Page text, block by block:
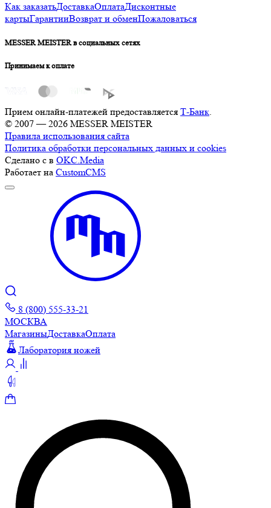
Как заказатьДоставкаОплатаДисконтные
картыГарантииВозврат и обменПожаловаться
MESSER MEISTER в социальных сетях
Принимаем к оплате
Прием онлайн-платежей предоставляется Т-Банк
© 2007 — 2026 MESSER MEISTER
Правила использования сайта
Политика обработки персональных данных и cookies
Сделано с в OKC.Media
Работает на CustomCMS
8 (800) 555-33-21
МОСКВА
МагазиныДоставкаОплата
Лаборатория ножей